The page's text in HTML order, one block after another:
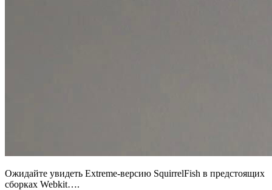
Ожидайте увидеть Extreme-версию SquirrelFish в предстоящих
сборках Webkit….